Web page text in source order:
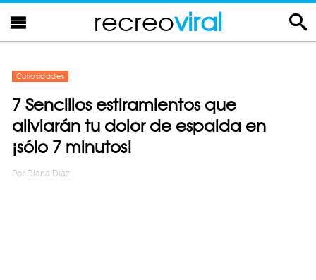
recreoviral
Curiosidades
7 Sencillos estiramientos que
aliviarán tu dolor de espalda en
¡sólo 7 minutos!
Por Diana Diaz